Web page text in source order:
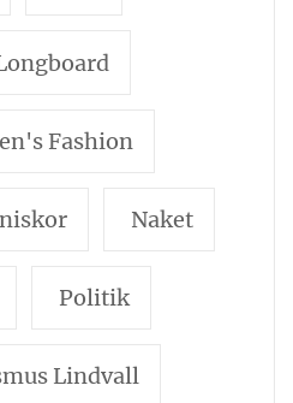
Fashion
Naket
Politik
Lindvall